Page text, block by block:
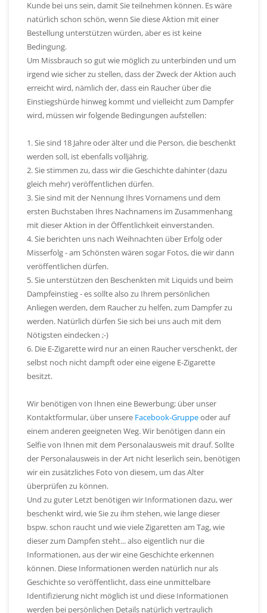
Kunde bei uns sein, damit Sie teilnehmen können. Es wäre
natürlich schon schön, wenn Sie diese Aktion mit einer
Bestellung unterstützen würden, aber es ist keine
Bedingung.
Um Missbrauch so gut wie möglich zu unterbinden und um
irgend wie sicher zu stellen, dass der Zweck der Aktion auch
erreicht wird, nämlich der, dass ein Raucher über die
Einstiegshürde hinweg kommt und vielleicht zum Dampfer
wird, müssen wir folgende Bedingungen aufstellen:
1. Sie sind 18 Jahre oder älter und die Person, die beschenkt
werden soll, ist ebenfalls volljährig.
2. Sie stimmen zu, dass wir die Geschichte dahinter (dazu
gleich mehr) veröffentlichen dürfen.
3. Sie sind mit der Nennung Ihres Vornamens und dem
ersten Buchstaben Ihres Nachnamens im Zusammenhang
mit dieser Aktion in der Öffentlichkeit einverstanden.
4. Sie berichten uns nach Weihnachten über Erfolg oder
Misserfolg - am Schönsten wären sogar Fotos, die wir dann
veröffentlichen dürfen.
5. Sie unterstützen den Beschenkten mit Liquids und beim
Dampfeinstieg - es sollte also zu Ihrem persönlichen
Anliegen werden, dem Raucher zu helfen, zum Dampfer zu
werden. Natürlich dürfen Sie sich bei uns auch mit dem
Nötigsten eindecken ;-)
6. Die E-Zigarette wird nur an einen Raucher verschenkt, der
selbst noch nicht dampft oder eine eigene E-Zigarette
besitzt.
Wir benötigen von Ihnen eine Bewerbung; über unser
Kontaktformular, über unsere Facebook-Gruppeoder auf
einem anderen geeigneten Weg. Wir benötigen dann ein
Selfie von Ihnen mit dem Personalausweis mit drauf. Sollte
der Personalausweis in der Art nicht leserlich sein, benötigen
wir ein zusätzliches Foto von diesem, um das Alter
überprüfen zu können.
Und zu guter Letzt benötigen wir Informationen dazu, wer
beschenkt wird, wie Sie zu ihm stehen, wie lange dieser
bspw. schon raucht und wie viele Zigaretten am Tag, wie
dieser zum Dampfen steht... also eigentlich nur die
Informationen, aus der wir eine Geschichte erkennen
können. Diese Informationen werden natürlich nur als
Geschichte so veröffentlicht, dass eine unmittelbare
Identifizierung nicht möglich ist und diese Informationen
werden bei persönlichen Details natürlich vertraulich